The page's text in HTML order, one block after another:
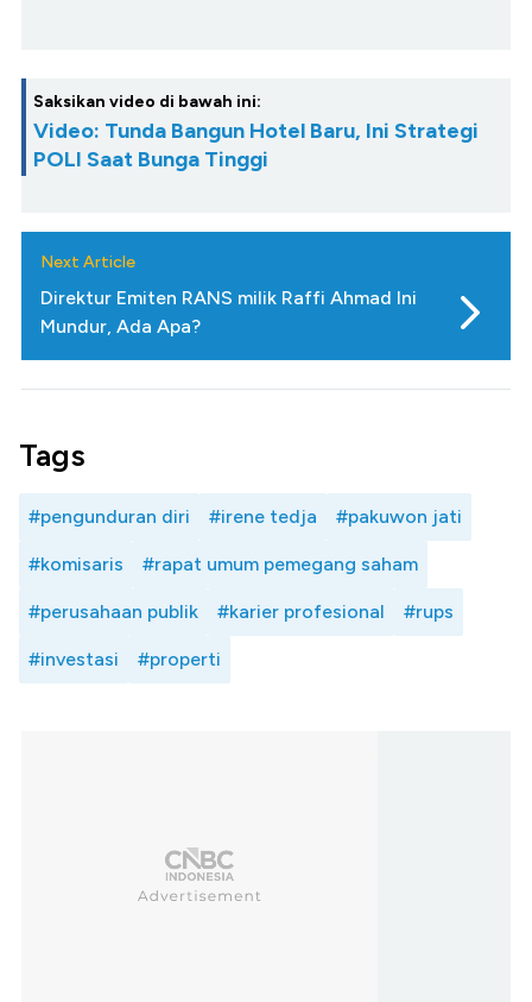
Saksikan video di bawah ini:
Video: Tunda Bangun Hotel Baru, Ini Strategi
POLI Saat Bunga Tinggi
Next Article
Direktur Emiten RANS milik Raffi Ahmad Ini
Mundur, Ada Apa?
Tags
#pengunduran diri #irene tedja #pakuwon jati
#komisaris #rapat umum pemegang saham
#perusahaan publik #karier profesional #rups
#investasi #properti